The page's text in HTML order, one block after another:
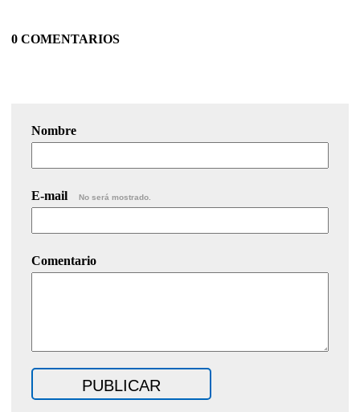
0 COMENTARIOS
Nombre
E-mail No será mostrado.
Comentario